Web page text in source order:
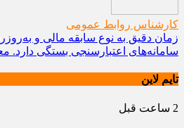
کارشناس روابط عمومی
زمان دقیق به نوع سابقه مالی و
سامانه‌های اعتبارسنجی بستگی دارد.
تایم لاین
2 ساعت قبل